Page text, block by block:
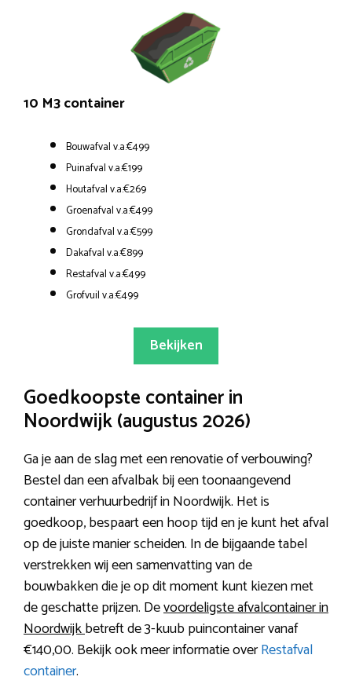
10 M3 container
Bouwafval v.a.€499
Puinafval v.a.€199
Houtafval v.a.€269
Groenafval v.a.€499
Grondafval v.a.€599
Dakafval v.a.€899
Restafval v.a.€499
Grofvuil v.a.€499
Bekijken
Goedkoopste container in
Noordwijk (augustus 2026)
Ga je aan de slag met een renovatie of verbouwing?
Bestel dan een afvalbak bij een toonaangevend
container verhuurbedrijf in Noordwijk. Het is
goedkoop, bespaart een hoop tijd en je kunt het afval
op de juiste manier scheiden. In de bijgaande tabel
verstrekken wij een samenvatting van de
bouwbakken die je op dit moment kunt kiezen met
de geschatte prijzen. Devoordeligste afvalcontainer in
Noordwijkbetreft de 3-kuub puincontainer vanaf
€140,00. Bekijk ook meer informatie overRestafval
container.